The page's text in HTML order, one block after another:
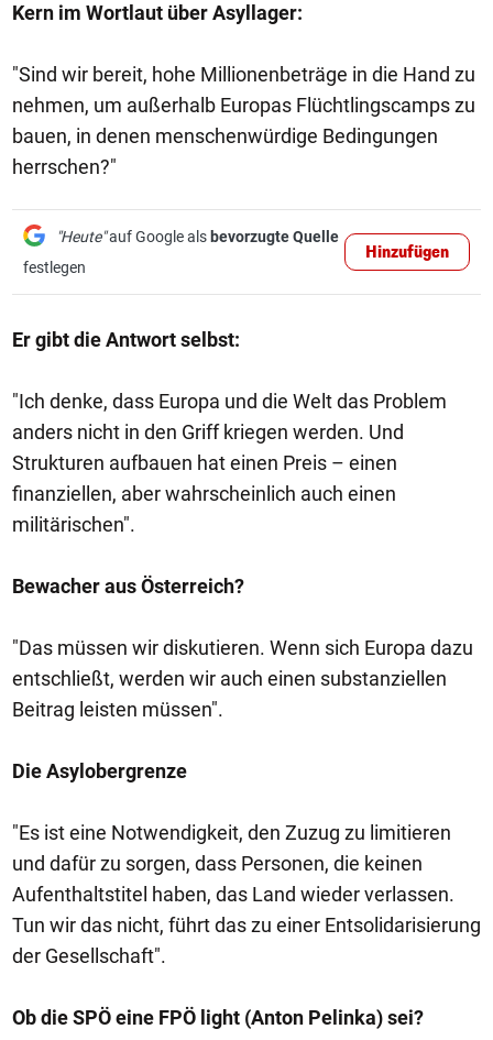
Kern im Wortlaut über Asyllager:
"Sind wir bereit, hohe Millionenbeträge in die Hand zu
nehmen, um außerhalb Europas Flüchtlingscamps zu
bauen, in denen menschenwürdige Bedingungen
herrschen?"
"Heute"auf Google als bevorzugte Quelle
festlegen
Hinzufügen
Er gibt die Antwort selbst:
"Ich denke, dass Europa und die Welt das Problem
anders nicht in den Griff kriegen werden. Und
Strukturen aufbauen hat einen Preis – einen
finanziellen, aber wahrscheinlich auch einen
militärischen".
Bewacher aus Österreich?
"Das müssen wir diskutieren. Wenn sich Europa dazu
entschließt, werden wir auch einen substanziellen
Beitrag leisten müssen".
Die Asylobergrenze
"Es ist eine Notwendigkeit, den Zuzug zu limitieren
und dafür zu sorgen, dass Personen, die keinen
Aufenthaltstitel haben, das Land wieder verlassen.
Tun wir das nicht, führt das zu einer Entsolidarisierung
der Gesellschaft".
Ob die SPÖ eine FPÖ light (Anton Pelinka) sei?